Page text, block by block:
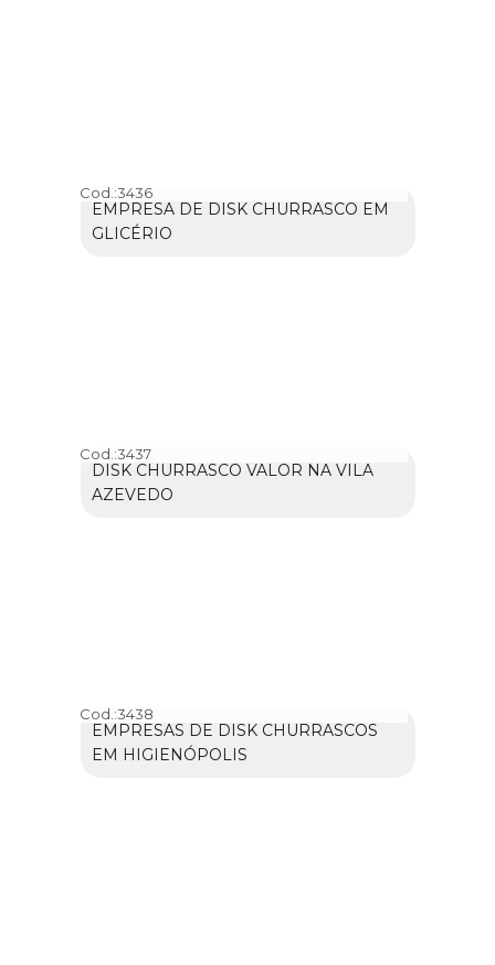
Cod.:3436
EMPRESA DE DISK CHURRASCO EM
GLICÉRIO
Cod.:3437
DISK CHURRASCO VALOR NA VILA
AZEVEDO
Cod.:3438
EMPRESAS DE DISK CHURRASCOS
EM HIGIENÓPOLIS